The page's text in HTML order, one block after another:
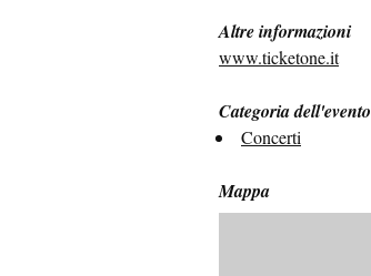
Altre informazioni
www.ticketone.it
Categoria dell'evento
Concerti
Mappa